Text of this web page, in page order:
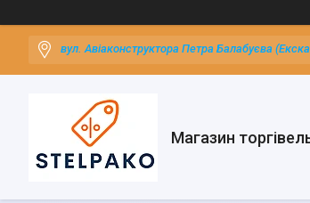
вул. Авіаконструктора Петра Балабуєва
Магазин